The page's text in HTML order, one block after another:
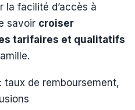
la facilité d’accès à
savoir croiser
tarifaires et qualitatifs
: taux de remboursement,